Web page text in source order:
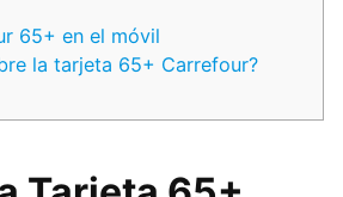
65+ en el móvil
la tarjeta 65+ Carrefour?